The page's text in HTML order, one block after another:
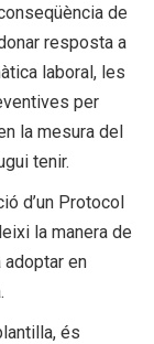
de
resposta a
laboral, les
per
la mesura del
tenir.
d’un Protocol
la manera de
en
és